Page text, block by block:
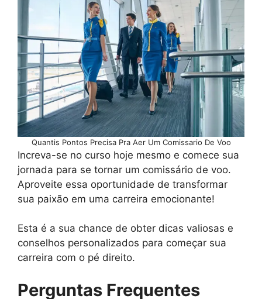
Quantis Pontos Precisa Pra Aer Um Comissario De Voo
Increva-se no curso hoje mesmo e comece sua
jornada para se tornar um comissário de voo.
Aproveite essa oportunidade de transformar
sua paixão em uma carreira emocionante!
Esta é a sua chance de obter dicas valiosas e
conselhos personalizados para começar sua
carreira com o pé direito.
Perguntas Frequentes